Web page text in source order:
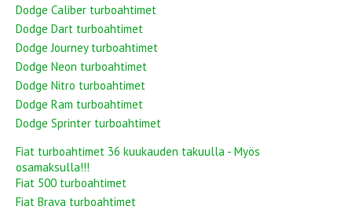
Dodge Caliber turboahtimet
Dodge Dart turboahtimet
Dodge Journey turboahtimet
Dodge Neon turboahtimet
Dodge Nitro turboahtimet
Dodge Ram turboahtimet
Dodge Sprinter turboahtimet
Fiat turboahtimet 36 kuukauden takuulla - Myös
osamaksulla!!!
Fiat 500 turboahtimet
Fiat Brava turboahtimet